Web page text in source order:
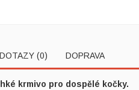
DOTAZY (0) DOPRAVA
krmivo pro dospělé kočky.